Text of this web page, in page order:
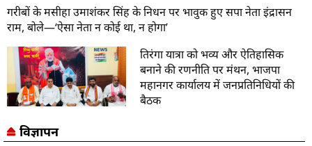
गरीबों के मसीहा उमाशंकर सिंह के निधन पर भावुक हुए सपा नेता इंद्रासन
राम, बोले—‘ऐसा नेता न कोई था, न होगा’
तिरंगा यात्रा को भव्य और ऐतिहासिक
बनाने की रणनीति पर मंथन, भाजपा
महानगर कार्यालय में जनप्रतिनिधियों की
बैठक
विज्ञापन